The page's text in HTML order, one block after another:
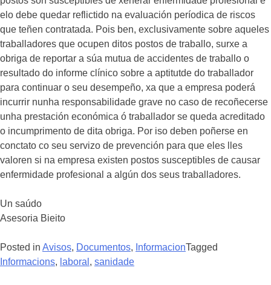
elo debe quedar reflictido na evaluación períodica de riscos
que teñen contratada. Pois ben, exclusivamente sobre aqueles
traballadores que ocupen ditos postos de traballo, surxe a
obriga de reportar a súa mutua de accidentes de traballo o
resultado do informe clínico sobre a aptitutde do traballador
para continuar o seu desempeño, xa que a empresa poderá
incurrir nunha responsabilidade grave no caso de recoñecerse
unha prestación económica ó traballador se queda acreditado
o incumprimento de dita obriga. Por iso deben poñerse en
conctato co seu servizo de prevención para que eles lles
valoren si na empresa existen postos susceptibles de causar
enfermidade profesional a algún dos seus traballadores.
Un saúdo
Asesoria Bieito
Posted in Avisos, Documentos, InformacionTagged
Informacions, laboral , sanidade